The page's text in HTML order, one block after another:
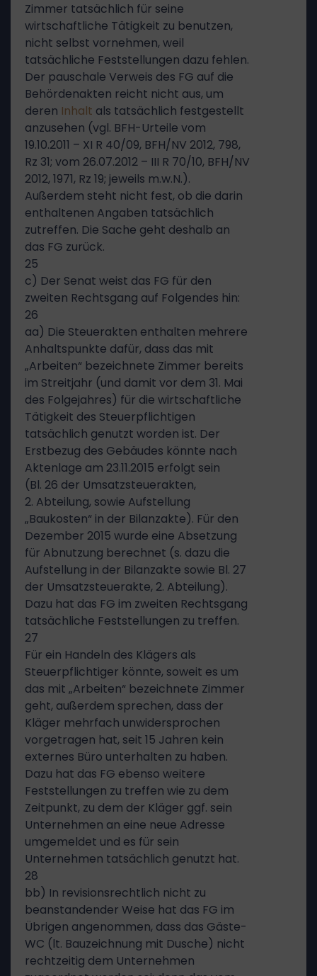
Zimmer tatsächlich für seine
wirtschaftliche Tätigkeit zu benutzen,
nicht selbst vornehmen, weil
tatsächliche Feststellungen dazu fehlen.
Der pauschale Verweis des FG auf die
Behördenakten reicht nicht aus, um
deren Inhalt als tatsächlich festgestellt
anzusehen (vgl. BFH-Urteile vom
19.10.2011 – XI R 40/09, BFH/NV 2012, 798,
Rz 31; vom 26.07.2012 – III R 70/10, BFH/NV
2012, 1971, Rz 19; jeweils m.w.N.).
Außerdem steht nicht fest, ob die darin
enthaltenen Angaben tatsächlich
zutreffen. Die Sache geht deshalb an
das FG zurück.
25
c) Der Senat weist das FG für den
zweiten Rechtsgang auf Folgendes hin:
26
aa) Die Steuerakten enthalten mehrere
Anhaltspunkte dafür, dass das mit
„Arbeiten“ bezeichnete Zimmer bereits
im Streitjahr (und damit vor dem 31. Mai
des Folgejahres) für die wirtschaftliche
Tätigkeit des Steuerpflichtigen
tatsächlich genutzt worden ist. Der
Erstbezug des Gebäudes könnte nach
Aktenlage am 23.11.2015 erfolgt sein
(Bl. 26 der Umsatzsteuerakten,
2. Abteilung, sowie Aufstellung
„Baukosten“ in der Bilanzakte). Für den
Dezember 2015 wurde eine Absetzung
für Abnutzung berechnet (s. dazu die
Aufstellung in der Bilanzakte sowie Bl. 27
der Umsatzsteuerakte, 2. Abteilung).
Dazu hat das FG im zweiten Rechtsgang
tatsächliche Feststellungen zu treffen.
27
Für ein Handeln des Klägers als
Steuerpflichtiger könnte, soweit es um
das mit „Arbeiten“ bezeichnete Zimmer
geht, außerdem sprechen, dass der
Kläger mehrfach unwidersprochen
vorgetragen hat, seit 15 Jahren kein
externes Büro unterhalten zu haben.
Dazu hat das FG ebenso weitere
Feststellungen zu treffen wie zu dem
Zeitpunkt, zu dem der Kläger ggf. sein
Unternehmen an eine neue Adresse
umgemeldet und es für sein
Unternehmen tatsächlich genutzt hat.
28
bb) In revisionsrechtlich nicht zu
beanstandender Weise hat das FG im
Übrigen angenommen, dass das Gäste-
WC (lt. Bauzeichnung mit Dusche) nicht
rechtzeitig dem Unternehmen